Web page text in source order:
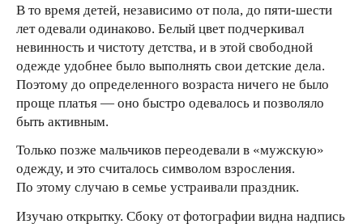
В то время детей, независимо от пола, до пяти-шести
лет одевали одинаково. Белый цвет подчеркивал
невинность и чистоту детства, и в этой свободной
одежде удобнее было выполнять свои детские дела.
Поэтому до определенного возраста ничего не было
проще платья — оно быстро одевалось и позволяло
быть активным.
Только позже мальчиков переодевали в «мужскую»
одежду, и это считалось символом взросления.
По этому случаю в семье устраивали праздник.
Изучаю открытку. Сбоку от фотографии видна надпись